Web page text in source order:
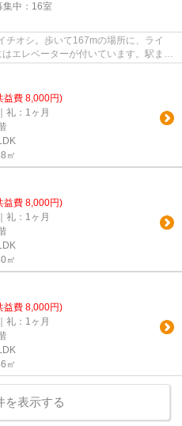
中： 16室
チオシ。歩いて167mの場所に、ライ
エレベーターが付いています。駅まで
益費 8,000円)
礼：1ヶ月
㎡
益費 8,000円)
礼：1ヶ月
㎡
益費 8,000円)
礼：1ヶ月
㎡
を表示する